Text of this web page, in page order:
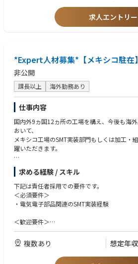
ーから入荷したアイテムはフルフィルメント
約され、各地のデリバリーステーション（配
様々な業界出身（小売・飲食、営業、製造業
しており、メンバー一丸となってミッション
“Amazon”の重要拠点で物流を進化させる新
挑みがいのあるミッションに、あなたの経験
【業務内容】
作成された日々の計画に沿って、作業工程が
ポートを行います。
･社内ツールを使った生産管理業務
･チームメンバーと一緒に現場の課題に対し
･DSP (運送業務委託先) と協力して配送状況
･安全・品質・作業効率の向上に向けたプロジ
*マネージャーやチームのサポートのもと上記
*デリバリーステーション内での配送を通して
メントを学べます。
*マネージャーへのキャリアアップや社内公募
*勤務はシフト制となります。（夜勤有）
本ポジションの所属部門等に関する詳細は、
い。
・関東エリアの勤務地紹介：https://
求人エントリー
*Expert人材募集*【メキシコ駐在
非公開
課長以上 海外勤務あり
仕事内容
国内外9ヵ国12ヵ所の工場を構え、今後も海
おいて、
メキシコ⼯場のSMT実装部⾨もしくは加⼯・
躍いただきます。
【主な業務内容】
●SMT実装部門あるいは組立・加工部門の製造
●工場全体の生産性向上／業務効率化への取
善活動への取り組み
●ローカルスタッフの採用・育成／マネジメン
●取引先対応
【OJTトレーニング】
ご入社後は、国内工場(高松工場もしくは松
を予定しております。
求める経験 / スキル
下記は責任者採用での要件です。
＜必須要件＞
・電気電子部品関連のSMT実装経験
＜歓迎要件＞
・工場マネジメント経験
・海外勤務(長期出張もしくは駐在)のご経験
・英語や現地語(スペイン語)のスキル
複数あり 想定年収